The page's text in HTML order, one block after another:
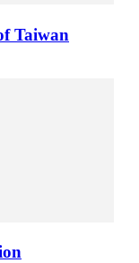
Taiwan